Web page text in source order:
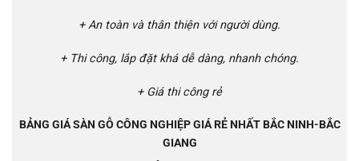
+ An toàn và thân thiện với người dùng.
+ Thi công, lắp đặt khá dễ dàng, nhanh chóng.
+ Giá thi công rẻ
BẢNG GIÁ SÀN GỖ CÔNG NGHIỆP GIÁ RẺ NHẤT BẮC NINH-BẮC
GIANG